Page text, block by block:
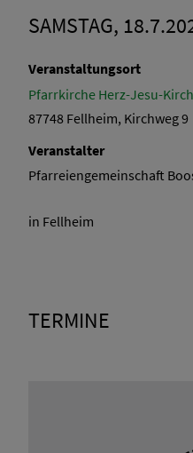
SAMSTAG,
in Fellheim
TERMINE
Veranstaltungsort
Pfarrkirche Herz-Jesu-
87748 Fellheim, Kirchweg 9
Veranstalter
Pfarreiengemeinschaft